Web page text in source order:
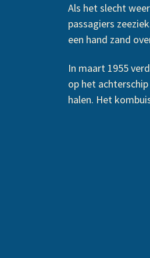
Als het slecht
passagiers
een hand zand
In maart 1955
op het
halen. Het